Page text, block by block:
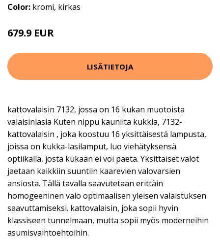
Color: kromi, kirkas
679.9 EUR
LISÄTIETOJA
kattovalaisin 7132, jossa on 16 kukan muotoista
valaisinlasia Kuten nippu kauniita kukkia, 7132-
kattovalaisin , joka koostuu 16 yksittäisestä lampusta,
joissa on kukka-lasilamput, luo viehätyksensä
optiikalla, josta kukaan ei voi paeta. Yksittäiset valot
jaetaan kaikkiin suuntiin kaarevien valovarsien
ansiosta. Tällä tavalla saavutetaan erittäin
homogeeninen valo optimaalisen yleisen valaistuksen
saavuttamiseksi. kattovalaisin, joka sopii hyvin
klassiseen tunnelmaan, mutta sopii myös moderneihin
asumisvaihtoehtoihin.